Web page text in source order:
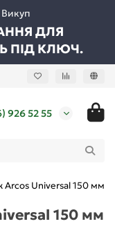
ДЛЯ
ПІД КЛЮЧ.
926 52 55
Arcos Universal 150 мм
150 мм